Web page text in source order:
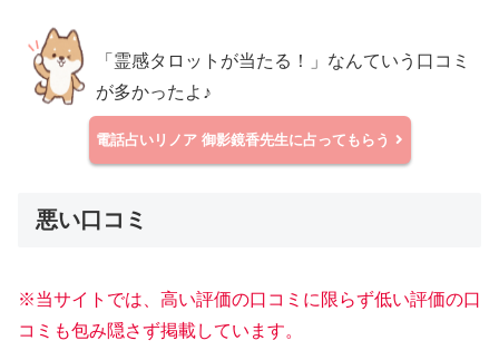
「霊感タロットが当たる！」なんていう口コミ
が多かったよ♪
電話占いリノア 御影鏡香先生に占ってもらう
悪い口コミ
※当サイトでは、高い評価の口コミに限らず低い評価の口
コミも包み隠さず掲載しています。